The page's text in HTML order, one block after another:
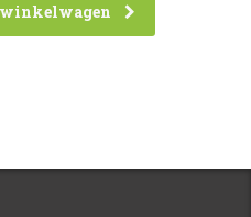
winkelwagen